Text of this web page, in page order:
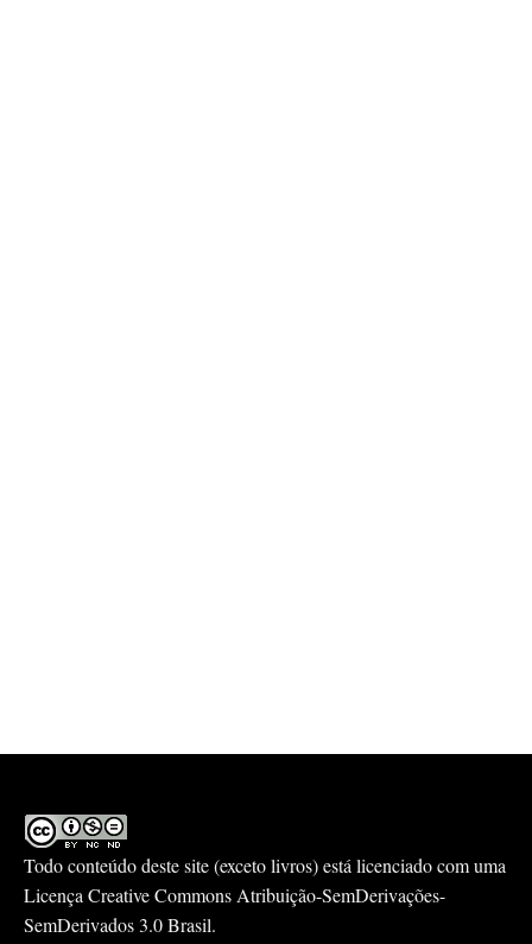
Todo conteúdo deste site (exceto livros) está licenciado com uma
LicençaCreative Commons Atribuição-SemDerivações-
SemDerivados 3.0 Brasil.